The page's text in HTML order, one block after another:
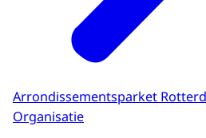
Arrondissementsparket
Organisatie